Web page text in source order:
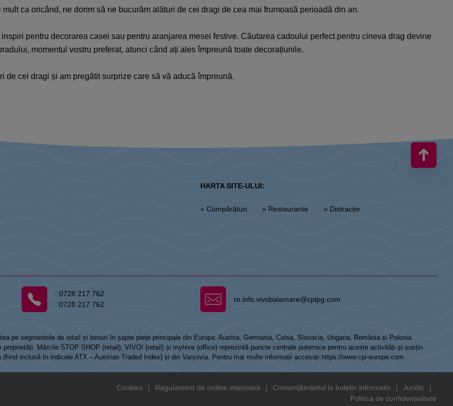
ca oricând, ne dorim să ne bucurăm alături de cei dragi de cea mai frumoasă perioadă din an.
pentru decorarea casei sau pentru aranjarea mesei festive. Căutarea cadoului perfect pentru cineva drag devine
momentul vostru preferat, atunci când ați ales împreună toate decorațiunile.
cei dragi și am pregătit surprize care să vă aducă împreună.
HARTA SITE-ULUI:
» Cumpărături » Restaurante » Distracție
: 0728 217 762
: 0728 217 762
ro.info.vivobaiamare@cpipg.com
pe segmentele de retail și birouri în șapte pieţe principale din Europa: Austria, Germania, Cehia, Slovacia, Ungaria, România și Polonia.
Mărcile STOP SHOP (retail), VIVO! (retail) și myhive (office) reprezintă puncte centrale puternice pentru aceste activități și susțin
inclusă în indicele ATX – Austrian Traded Index) și din Varșovia. Pentru mai multe informații accesați: https://www.cpi-europe.com
Cookies | Regulament de ordine interioară | Consimțământul la buletin informativ | Juridic
|
Politica de confidențialitate